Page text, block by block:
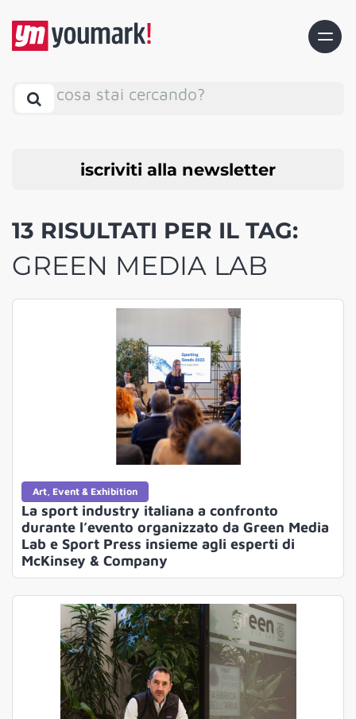
cosa stai cercando?
iscriviti alla newsletter
13 RISULTATI PER IL TAG:
GREEN MEDIA LAB
Art, Event & Exhibition
La sport industry italiana a confronto
durante l’evento organizzato da Green Media
Lab e Sport Press insieme agli esperti di
McKinsey & Company